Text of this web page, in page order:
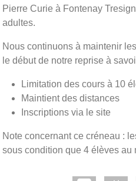
Pierre Curie à Fontenay
adultes.
Nous continuons à maintenir
le début de notre reprise à
Limitation des cours à 10
Maintient des distances
Inscriptions via le site
Note concernant ce créneau :
sous condition que 4 élèves au